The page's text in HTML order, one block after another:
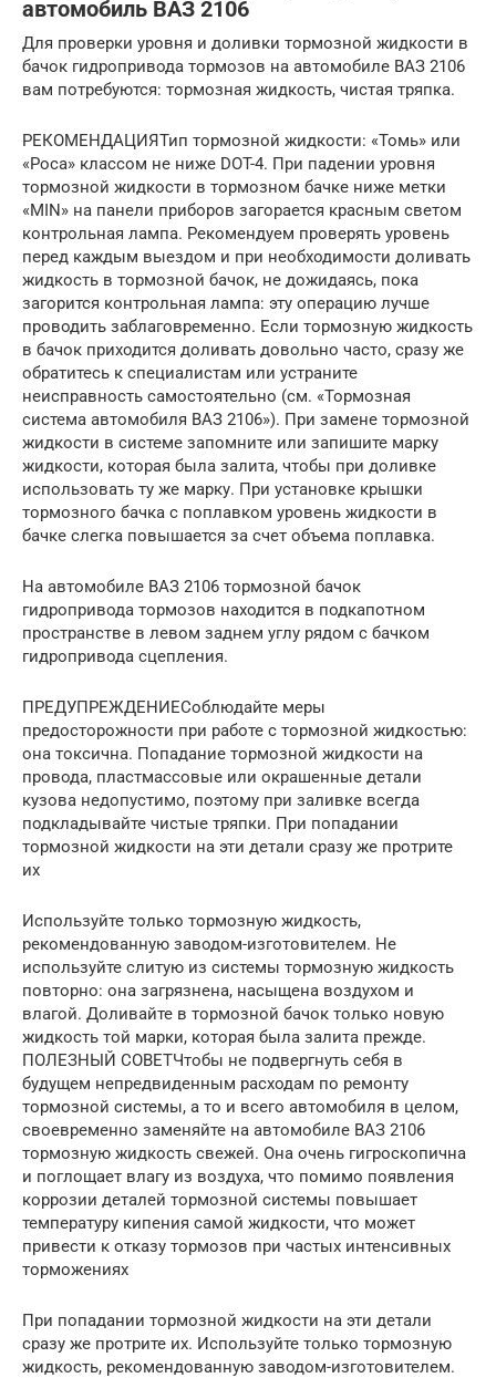
автомобиль ВАЗ 2106
Для проверки уровня и доливки тормозной жидкости в
бачок гидропривода тормозов на автомобиле ВАЗ 2106
вам потребуются: тормозная жидкость, чистая тряпка.
РЕКОМЕНДАЦИЯТип тормозной жидкости: «Томь» или
«Роса» классом не ниже DОT-4. При падении уровня
тормозной жидкости в тормозном бачке ниже метки
«MIN» на панели приборов загорается красным светом
контрольная лампа. Рекомендуем проверять уровень
перед каждым выездом и при необходимости доливать
жидкость в тормозной бачок, не дожидаясь, пока
загорится контрольная лампа: эту операцию лучше
проводить заблаговременно. Если тормозную жидкость
в бачок приходится доливать довольно часто, сразу же
обратитесь к специалистам или устраните
неисправность самостоятельно (см. «Тормозная
система автомобиля ВАЗ 2106»). При замене тормозной
жидкости в системе запомните или запишите марку
жидкости, которая была залита, чтобы при доливке
использовать ту же марку. При установке крышки
тормозного бачка с поплавком уровень жидкости в
бачке слегка повышается за счет объема поплавка.
На автомобиле ВАЗ 2106 тормозной бачок
гидропривода тормозов находится в подкапотном
пространстве в левом заднем углу рядом с бачком
гидропривода сцепления.
ПРЕДУПРЕЖДЕНИЕСоблюдайте меры
предосторожности при работе с тормозной жидкостью:
она токсична. Попадание тормозной жидкости на
провода, пластмассовые или окрашенные детали
кузова недопустимо, поэтому при заливке всегда
подкладывайте чистые тряпки. При попадании
тормозной жидкости на эти детали сразу же протрите
их
Используйте только тормозную жидкость,
рекомендованную заводом-изготовителем. Не
используйте слитую из системы тормозную жидкость
повторно: она загрязнена, насыщена воздухом и
влагой. Доливайте в тормозной бачок только новую
жидкость той марки, которая была залита прежде.
ПОЛЕЗНЫЙ СОВЕТЧтобы не подвергнуть себя в
будущем непредвиденным расходам по ремонту
тормозной системы, а то и всего автомобиля в целом,
своевременно заменяйте на автомобиле ВАЗ 2106
тормозную жидкость свежей. Она очень гигроскопична
и поглощает влагу из воздуха, что помимо появления
коррозии деталей тормозной системы повышает
температуру кипения самой жидкости, что может
привести к отказу тормозов при частых интенсивных
торможениях
При попадании тормозной жидкости на эти детали
сразу же протрите их. Используйте только тормозную
жидкость, рекомендованную заводом-изготовителем.